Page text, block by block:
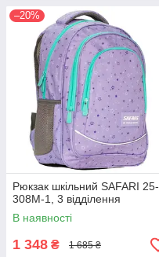
–20%
Рюкзак шкільний SAFARI 25-
308M-1, 3 відділення
В наявності
1 348 ₴ 1 685 ₴